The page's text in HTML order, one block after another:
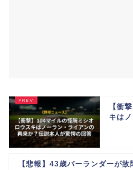
【衝
キは
【悲報】43歳バーランダーが故